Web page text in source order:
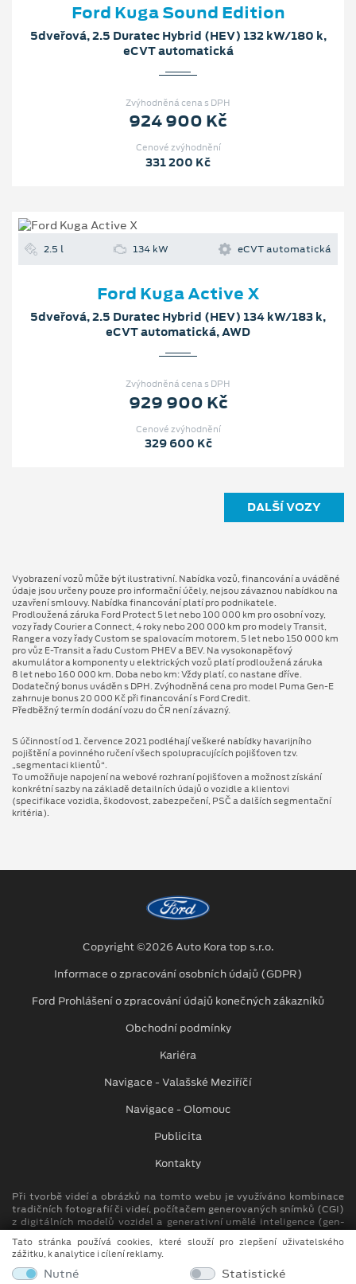
Ford Kuga Sound Edition
5dveřová, 2.5 Duratec Hybrid (HEV) 132 kW/180 k,
eCVT automatická
Zvýhodněná cena s DPH
924 900 Kč
Cenové zvýhodnění
331 200 Kč
2.5 l 134 kW eCVT automatická
Ford Kuga Active X
5dveřová, 2.5 Duratec Hybrid (HEV) 134 kW/183 k,
eCVT automatická, AWD
Zvýhodněná cena s DPH
929 900 Kč
Cenové zvýhodnění
329 600 Kč
DALŠÍ VOZY
Vyobrazení vozů může být ilustrativní. Nabídka vozů, financování a uváděné
údaje jsou určeny pouze pro informační účely, nejsou závaznou nabídkou na
uzavření smlouvy. Nabídka financování platí pro podnikatele.
Prodloužená záruka Ford Protect 5 let nebo 100 000 km pro osobní vozy,
vozy řady Courier a Connect, 4 roky nebo 200 000 km pro modely Transit,
Ranger a vozy řady Custom se spalovacím motorem, 5 let nebo 150 000 km
pro vůz E-Transit a řadu Custom PHEV a BEV. Na vysokonapěťový
akumulátor a komponenty u elektrických vozů platí prodloužená záruka
8 let nebo 160 000 km. Doba nebo km: Vždy platí, co nastane dříve.
Dodatečný bonus uváděn s DPH. Zvýhodněná cena pro model Puma Gen⁠-⁠E
zahrnuje bonus 20 000 Kč při financování s Ford Credit.
Předběžný termín dodání vozu do ČR není závazný.
S účinností od 1. července 2021 podléhají veškeré nabídky havarijního
pojištění a povinného ručení všech spolupracujících pojišťoven tzv.
„segmentaci klientů“.
To umožňuje napojení na webové rozhraní pojišťoven a možnost získání
konkrétní sazby na základě detailních údajů o vozidle a klientovi
(specifikace vozidla, škodovost, zabezpečení, PSČ a dalších segmentační
kritéria).
Copyright ©2026 Auto Kora top s.r.o.
Informace o zpracování osobních údajů (GDPR)
Ford Prohlášení o zpracování údajů konečných zákazníků
Obchodní podmínky
Kariéra
Navigace - Valašské Meziříčí
Navigace - Olomouc
Publicita
Kontakty
Při tvorbě videí a obrázků na tomto webu je využíváno kombinace
tradičních fotografií či videí, počítačem generovaných snímků (CGI)
z digitálních modelů vozidel a generativní umělé inteligence (gen-
Auto Kora top s.r.o.
M. Alše 780, Krásno nad Bečvou
Tato stránka používá cookies, které slouží pro zlepšení uživatelského
zážitku, k analytice i cílení reklamy.
Nutné
Statistické